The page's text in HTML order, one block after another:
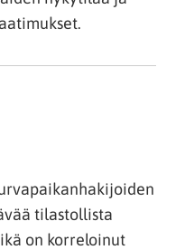
tilastollista
on korreloinut